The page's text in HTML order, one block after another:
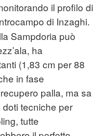
il profilo di
di Inzaghi.
Sampdoria può
ha
(1,83 cm per 88
in fase
palla, ma sa
tecniche per
tutte